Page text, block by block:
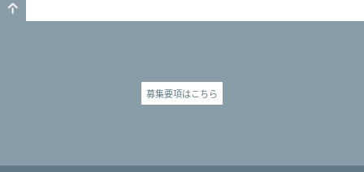
募集要項はこちら